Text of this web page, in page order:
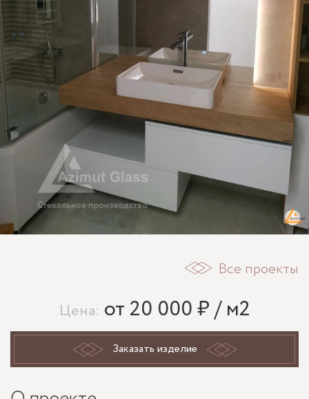
Все проекты
Цена: от 20 000 ₽ / м2
Заказать изделие